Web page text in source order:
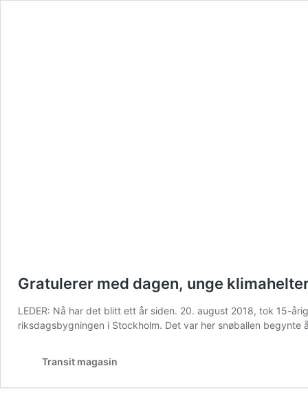
Gratulerer med dagen, unge
LEDER: Nå har det blitt ett år siden. 20. august 2018, tok 15-
riksdagsbygningen i Stockholm. Det var her snøballen begynte
Transit magasin